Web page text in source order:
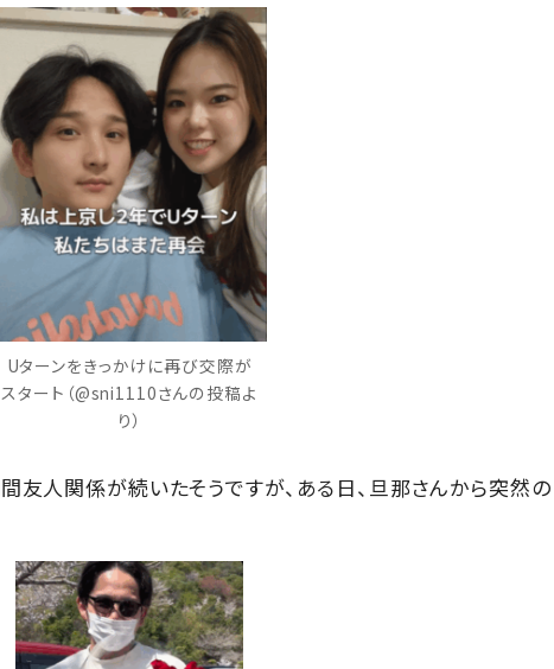
Uターンをきっかけに再び交際が
スタート（@sni1110さんの投稿よ
り）
友人関係が続いたそうですが、ある日、旦那さんから突然の